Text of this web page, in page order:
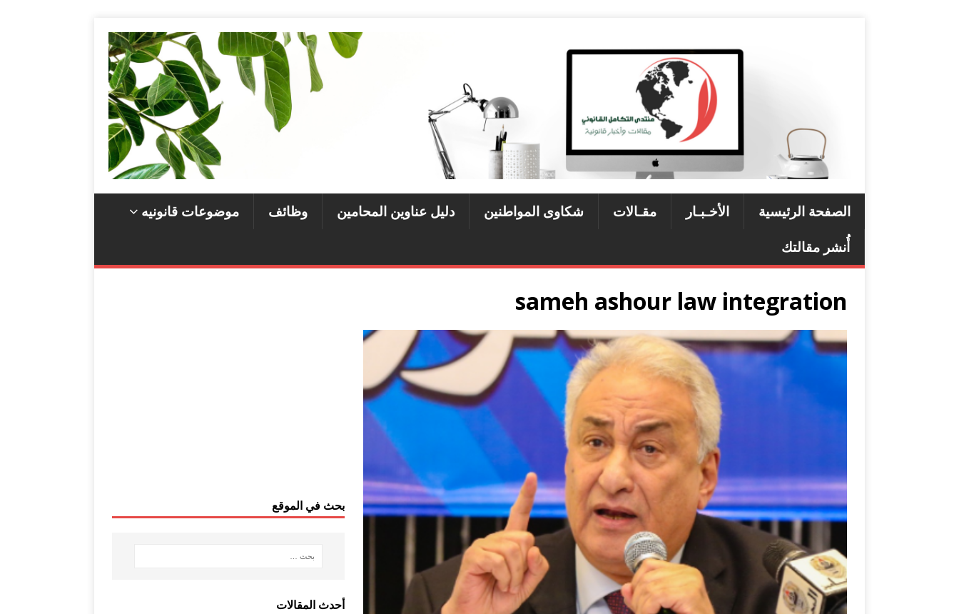
الصفحة الرئيسية الأخـبـار مقـالات شكاوى المواطنين دليل عناوين المحامين وظائف
موضوعات قانونيه
أُنشر مقالتك
sameh ashour law integration
بحث في الموقع
أحدث المقالات